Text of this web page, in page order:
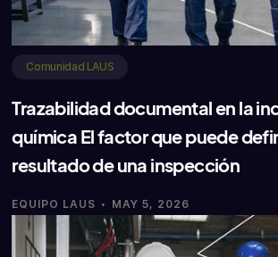
Comunidad LAUS
Trazabilidad documental en la
química El factor que puede
resultado de una inspección
EQUIPO LAUS · MAY 5, 2026